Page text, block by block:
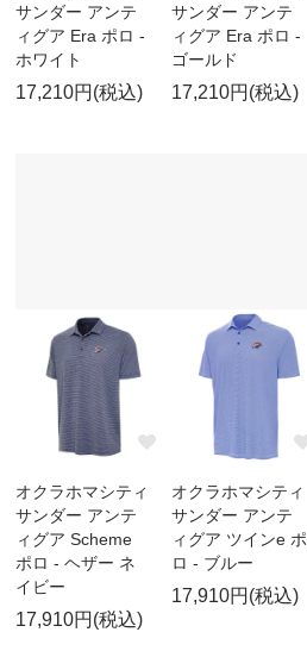
サンダー アンテ
ィグア Era ポロ -
ホワイト
17,210円(税込)
サンダー アンテ
ィグア Era ポロ -
ゴールド
17,210円(税込)
オクラホマシティ
サンダー アンテ
ィグア Scheme
ポロ - ヘザー ネ
イビー
17,910円(税込)
オクラホマシティ
サンダー アンテ
ィグア ツインe ポ
ロ - ブルー
17,910円(税込)